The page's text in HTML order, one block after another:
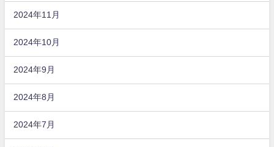
2024年11月
2024年10月
2024年9月
2024年8月
2024年7月